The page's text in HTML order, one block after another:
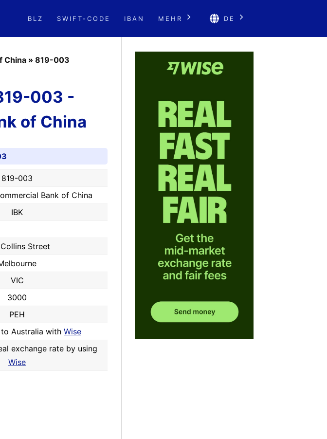
BLZ SWIFT-CODE IBAN MEHR DE
China » 819-003
003 -
of China
819-003
Bank of China
IBK
Street
VIC
3000
PEH
Australia with Wise
exchange rate by using
Wise